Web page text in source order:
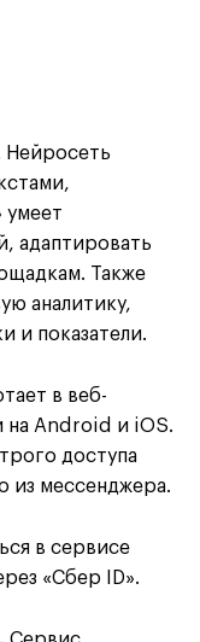
Нейросеть
умеет
адаптировать
Также
аналитику,
и показатели.
в веб-
на Android и iOS.
доступа
из мессенджера.
в сервисе
«Сбер ID».